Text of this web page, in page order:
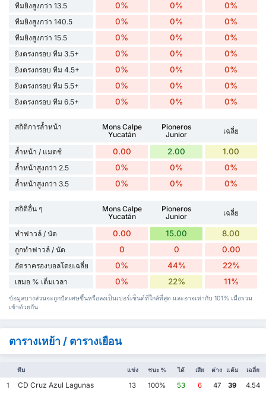
ทีมยิงสูงกว่า 13.5 0% 0% 0%
ทีมยิงสูงกว่า 140.5 0% 0% 0%
ทีมยิงสูงกว่า 15.5 0% 0% 0%
ยิงตรงกรอบ ทีม 3.5+ 0% 0% 0%
ยิงตรงกรอบ ทีม 4.5+ 0% 0% 0%
ยิงตรงกรอบ ทีม 5.5+ 0% 0% 0%
ยิงตรงกรอบ ทีม 6.5+ 0% 0% 0%
สถิติการล้ำหน้า
Mons Calpe
Yucatán
Pioneros
Junior
เฉลี่ย
ล้ำหน้า / แมตช์ 0.00 2.00 1.00
ล้ำหน้าสูงกว่า 2.5 0% 0% 0%
ล้ำหน้าสูงกว่า 3.5 0% 0% 0%
สถิติอื่น ๆ
Mons Calpe
Yucatán
Pioneros
Junior
เฉลี่ย
ทำฟาวล์ / นัด 0.00 15.00 8.00
ถูกทำฟาวล์ / นัด 0 0 0.00
อัตราครองบอลโดยเฉลี่ย 0% 44% 22%
เสมอ % เต็มเวลา 0% 22% 11%
ข้อมูลบางส่วนจะถูกปัดเศษขึ้นหรือลงเป็นเปอร์เซ็นต์ที่ใกล้ที่สุด และอาจเท่ากับ 101% เมื่อรวม
เข้าด้วยกัน
ตารางเหย้า / ตารางเยือน
ทีม แข่ง ชนะ % ได้ เสีย ต่าง แต้ม เฉลี่ย
1 CD Cruz Azul Lagunas 13 100% 53 6 47 39
4.54